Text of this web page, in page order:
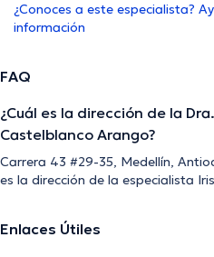
¿Conoces a este especialista?
información
FAQ
¿Cuál es la dirección de la
Castelblanco Arango?
Carrera 43 #29-35, Medellín,
es la dirección de la especialista
Enlaces Útiles